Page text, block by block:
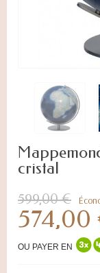
cristal
599,00 €
574,00
OU PAYER EN